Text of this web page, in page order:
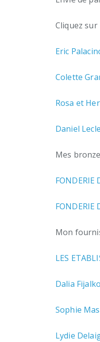
Cliquez
Eric
Colette
Rosa et
Daniel
Mes
FONDERIE
FONDERIE
Mon
LES
Dalia
Sophie
Lydie